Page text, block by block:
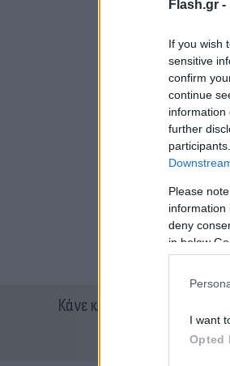
Flash.gr -
If you wish
sensitive
confirm
continue
information
further
Please
information
deny
in below
I want
Opted
Κάνε κλικ και δες